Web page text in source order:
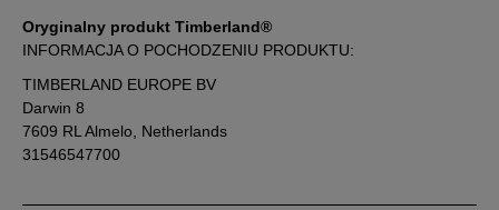
Oryginalny produkt Timberland®
INFORMACJA O POCHODZENIU PRODUKTU:
TIMBERLAND EUROPE BV
Darwin 8
7609 RL Almelo, Netherlands
31546547700